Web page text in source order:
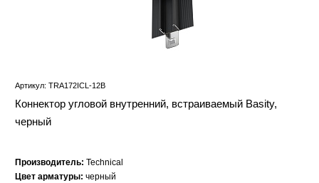
Артикул: TRA172ICL-12B
Коннектор угловой внутренний, встраиваемый Basity,
черный
Производитель: Technical
Цвет арматуры: черный